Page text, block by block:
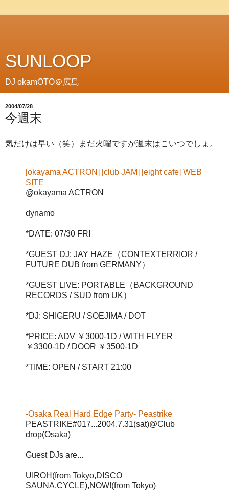
SUNLOOP
DJ okamOTO＠広島
2004/07/28
今週末
気だけは早い（笑）まだ火曜ですが週末はこいつでしょ。
[okayama ACTRON] [club JAM] [eight cafe] WEB
SITE
@okayama ACTRON
dynamo
*DATE: 07/30 FRI
*GUEST DJ: JAY HAZE（CONTEXTERRIOR /
FUTURE DUB from GERMANY）
*GUEST LIVE: PORTABLE（BACKGROUND
RECORDS / SUD from UK）
*DJ: SHIGERU / SOEJIMA / DOT
*PRICE: ADV ￥3000-1D / WITH FLYER
￥3300-1D / DOOR ￥3500-1D
*TIME: OPEN / START 21:00
-Osaka Real Hard Edge Party- Peastrike
PEASTRIKE#017...2004.7.31(sat)@Club
drop(Osaka)
Guest DJs are...
UIROH(from Tokyo,DISCO
SAUNA,CYCLE),NOW!(from Tokyo)